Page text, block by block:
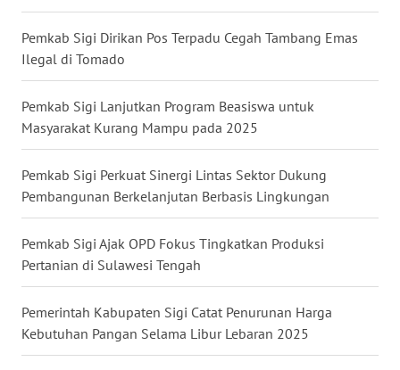
Pemkab Sigi Dirikan Pos Terpadu Cegah Tambang Emas
Ilegal di Tomado
Pemkab Sigi Lanjutkan Program Beasiswa untuk
Masyarakat Kurang Mampu pada 2025
Pemkab Sigi Perkuat Sinergi Lintas Sektor Dukung
Pembangunan Berkelanjutan Berbasis Lingkungan
Pemkab Sigi Ajak OPD Fokus Tingkatkan Produksi
Pertanian di Sulawesi Tengah
Pemerintah Kabupaten Sigi Catat Penurunan Harga
Kebutuhan Pangan Selama Libur Lebaran 2025
WN
JATIM
WN
WN
KALSEL